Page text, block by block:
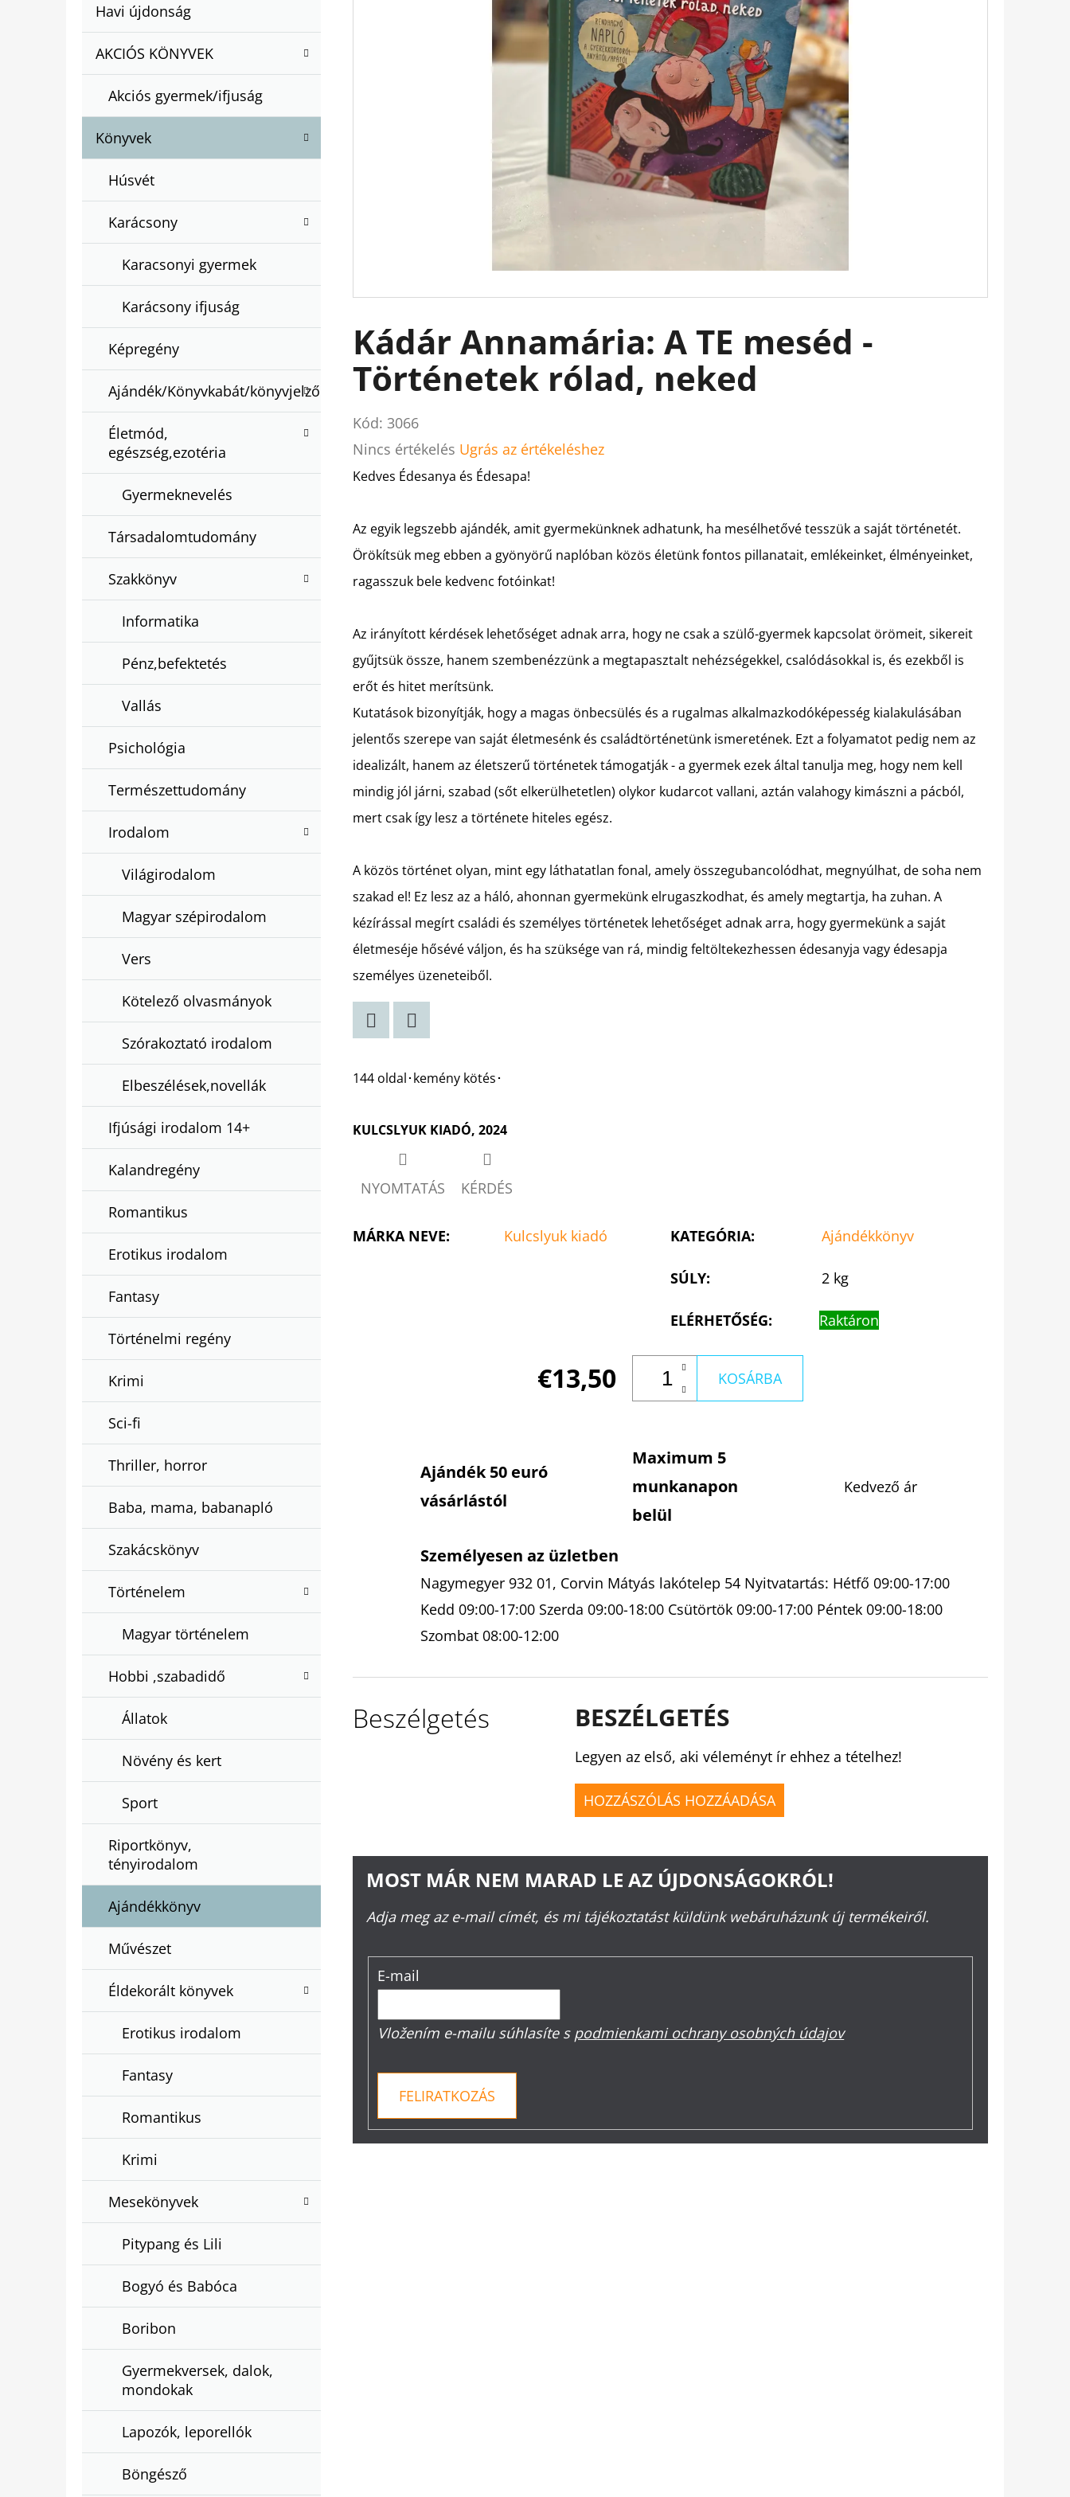
Nátugrása
T
G
R
Á
Havi újdonság
AKCIÓS KÖNYVEK
Akciós gyermek/ifjuság
Könyvek
Húsvét
Karácsony
Karacsonyi gyermek
Karácsony ifjuság
Képregény
Ajándék/Könyvkabát/könyvjelző
Életmód,
egészség,ezotéria
Gyermeknevelés
Társadalomtudomány
Szakkönyv
Informatika
Pénz,befektetés
Vallás
Psichológia
Természettudomány
Irodalom
Világirodalom
Magyar szépirodalom
Vers
Kötelező olvasmányok
Szórakoztató irodalom
Elbeszélések,novellák
Ifjúsági irodalom 14+
Kalandregény
Romantikus
Erotikus irodalom
Fantasy
Történelmi regény
Krimi
Sci-fi
Thriller, horror
Baba, mama, babanapló
Szakácskönyv
Történelem
Magyar történelem
Hobbi ,szabadidő
Állatok
Növény és kert
Sport
Riportkönyv,
tényirodalom
Ajándékkönyv
Művészet
Éldekorált könyvek
Erotikus irodalom
Fantasy
Romantikus
Krimi
Mesekönyvek
Pitypang és Lili
Bogyó és Babóca
Boribon
Gyermekversek, dalok,
mondokak
Lapozók, leporellók
Böngésző
Kádár Annamária: A TE meséd -
Történetek rólad, neked
Kód: 3066
A
termék
értékelése
5-
ből
csillag.
Nincs értékelés Ugrás az értékeléshez
Kedves Édesanya és Édesapa!
Az egyik legszebb ajándék, amit gyermekünknek adhatunk, ha mesélhetővé tesszük a saját történetét.
Örökítsük meg ebben a gyönyörű naplóban közös életünk fontos pillanatait, emlékeinket, élményeinket,
ragasszuk bele kedvenc fotóinkat!
Az irányított kérdések lehetőséget adnak arra, hogy ne csak a szülő-gyermek kapcsolat örömeit, sikereit
gyűjtsük össze, hanem szembenézzünk a megtapasztalt nehézségekkel, csalódásokkal is, és ezekből is
erőt és hitet merítsünk.
Kutatások bizonyítják, hogy a magas önbecsülés és a rugalmas alkalmazkodóképesség kialakulásában
jelentős szerepe van saját életmesénk és családtörténetünk ismeretének. Ezt a folyamatot pedig nem az
idealizált, hanem az életszerű történetek támogatják - a gyermek ezek által tanulja meg, hogy nem kell
mindig jól járni, szabad (sőt elkerülhetetlen) olykor kudarcot vallani, aztán valahogy kimászni a pácból,
mert csak így lesz a története hiteles egész.
A közös történet olyan, mint egy láthatatlan fonal, amely összegubancolódhat, megnyúlhat, de soha nem
szakad el! Ez lesz az a háló, ahonnan gyermekünk elrugaszkodhat, és amely megtartja, ha zuhan. A
kézírással megírt családi és személyes történetek lehetőséget adnak arra, hogy gyermekünk a saját
életmeséje hősévé váljon, és ha szüksége van rá, mindig feltöltekezhessen édesanyja vagy édesapja
személyes üzeneteiből.
144 oldal･kemény kötés･
KULCSLYUK KIADÓ, 2024
NYOMTATÁS KÉRDÉS
MÁRKA NEVE: Kulcslyuk kiadó KATEGÓRIA: Ajándékkönyv
SÚLY: 2 kg
ELÉRHETŐSÉG: Raktáron
€13,50 KOSÁRBA
Ajándék 50 euró
vásárlástól
Maximum 5
munkanapon
belül
Kedvező ár
Személyesen az üzletben
Nagymegyer 932 01, Corvin Mátyás lakótelep 54 Nyitvatartás: Hétfő 09:00-17:00
Kedd 09:00-17:00 Szerda 09:00-18:00 Csütörtök 09:00-17:00 Péntek 09:00-18:00
Szombat 08:00-12:00
Beszélgetés BESZÉLGETÉS
Legyen az első, aki véleményt ír ehhez a tételhez!
HOZZÁSZÓLÁS HOZZÁADÁSA
MOST MÁR NEM MARAD LE AZ ÚJDONSÁGOKRÓL!
Adja meg az e-mail címét, és mi tájékoztatást küldünk webáruházunk új termékeiről.
E-mail
Vložením e-mailu súhlasíte s podmienkami ochrany osobných údajov
FELIRATKOZÁS
BARTOS ERIKA : BOGYÓ ÉS BABÓCA
€12,50
FELFESLŐ KIRÁLYSÁG TAHEREH MAFI
EMILY IN PARIS - EMILY PÁRIZSBAN 2. -
KARTONÁLT CATHERINE KALENGULA
€10,90